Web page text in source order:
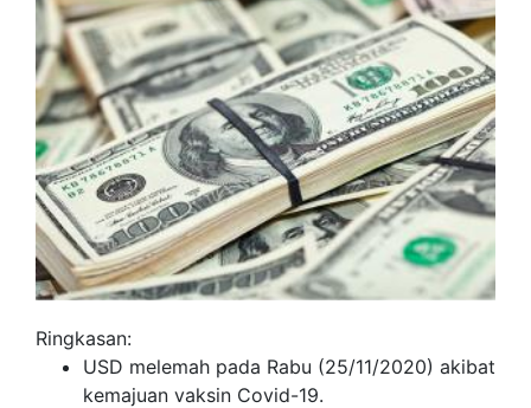
Ringkasan:
USD melemah pada Rabu (25/11/2020) akibat
kemajuan vaksin Covid-19.